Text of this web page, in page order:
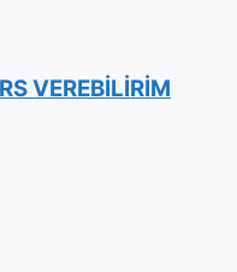
VEREBİLİRİM